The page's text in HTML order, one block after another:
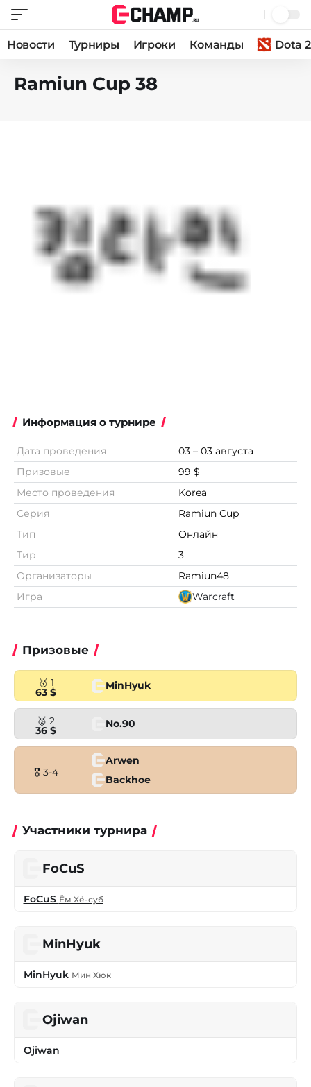
Новости Турниры Игроки Команды Dota 2
Ramiun Cup 38
Информация о турнире
Дата проведения
03 – 03 августа
Призовые
99 $
Место проведения
Korea
Серия
Ramiun Cup
Тип
Онлайн
Тир
3
Организаторы
Ramiun48
Игра
Warcraft
Призовые
🥇 1
63 $
MinHyuk
🥈 2
36 $
No.90
🎖 3-4
Arwen
Backhoe
Участники турнира
FoCuS
FoCuS Ём Хё-суб
MinHyuk
MinHyuk Мин Хюк
Ojiwan
Ojiwan